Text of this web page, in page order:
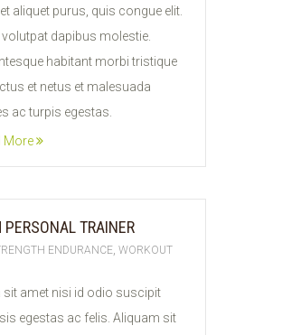
aliquet purus, quis congue elit.
volutpat dapibus molestie.
habitant morbi tristique
et netus et malesuada
ac turpis egestas.
More
PERSONAL TRAINER
ENDURANCE WORKOUT
sit amet nisi id odio suscipit
egestas ac felis. Aliquam sit